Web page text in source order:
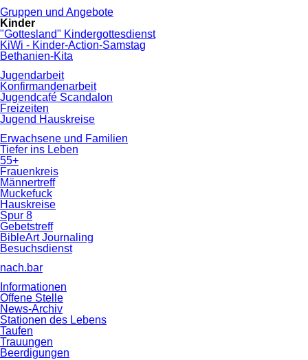
Gruppen und Angebote
Kinder
"Gottesland" Kindergottesdienst
KiWi - Kinder-Action-Samstag
Bethanien-Kita
Jugendarbeit
Konfirmandenarbeit
Jugendcafé Scandalon
Freizeiten
Jugend Hauskreise
Erwachsene und Familien
Tiefer ins Leben
55+
Frauenkreis
Männertreff
Muckefuck
Hauskreise
Spur 8
Gebetstreff
BibleArt Journaling
Besuchsdienst
nach.bar
Informationen
Offene Stelle
News-Archiv
Stationen des Lebens
Taufen
Trauungen
Beerdigungen